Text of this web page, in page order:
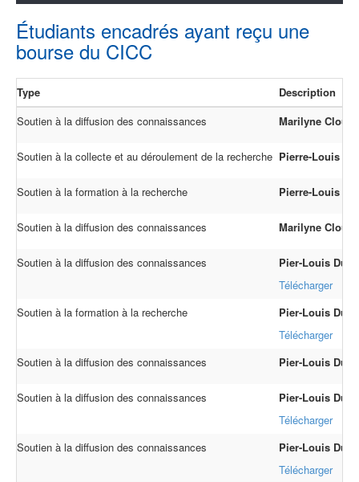
Étudiants encadrés ayant reçu une
bourse du CICC
Type
Description
Soutien à la diffusion des connaissances
Marilyne
Soutien à la collecte et au déroulement de la recherche Pierre-Louis
Soutien à la formation à la recherche Pierre-Louis
Soutien à la diffusion des connaissances Marilyne
Soutien à la diffusion des connaissances
Pier-Louis
Télécharger
Soutien à la formation à la recherche
Pier-Louis
Télécharger
Soutien à la diffusion des connaissances
Pier-Louis
Soutien à la diffusion des connaissances
Pier-Louis
Télécharger
Soutien à la diffusion des connaissances
Pier-Louis
Télécharger